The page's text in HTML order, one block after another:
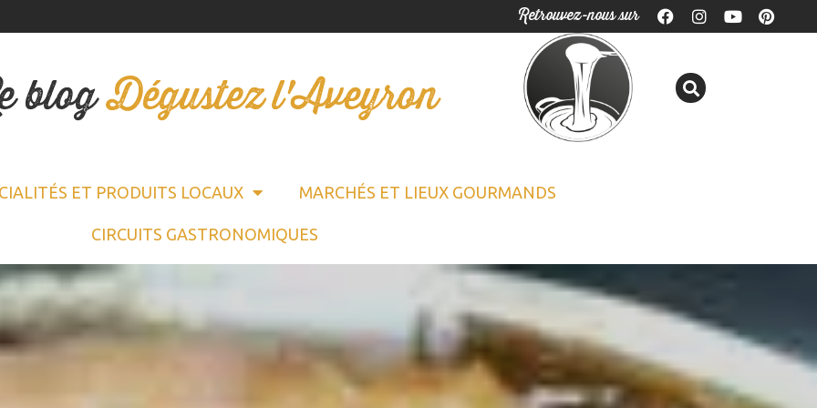
Retrouvez-nous sur
blogDégustez l'Aveyron
ET PRODUITS LOCAUX MARCHÉS ET LIEUX GOURMANDS
CIRCUITS GASTRONOMIQUES